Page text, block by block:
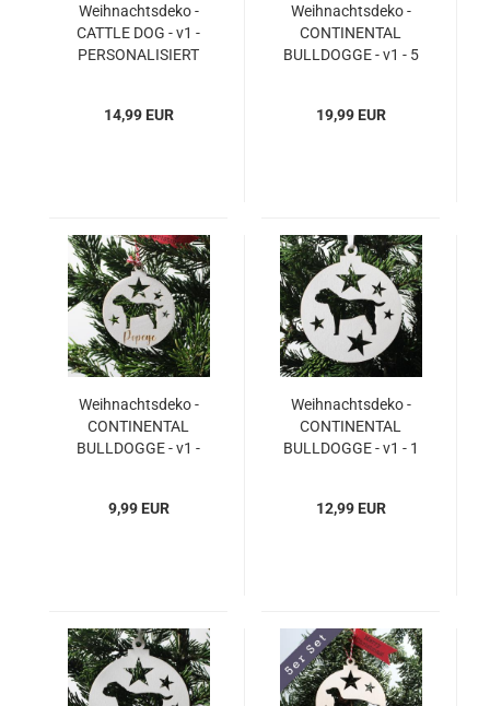
Weihnachtsdeko -
CATTLE DOG - v1 -
PERSONALISIERT
14,99 EUR
Weihnachtsdeko -
CONTINENTAL
BULLDOGGE - v1 - 5
19,99 EUR
Weihnachtsdeko -
CONTINENTAL
BULLDOGGE - v1 -
Ø 85mm / 8,5 cm
9,99 EUR
Weihnachtsdeko -
CONTINENTAL
BULLDOGGE - v1 - 1
12,99 EUR